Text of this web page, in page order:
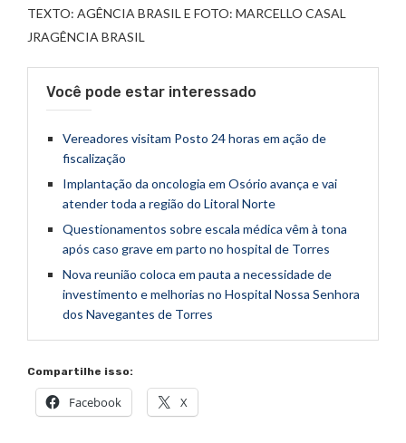
TEXTO: AGÊNCIA BRASIL E FOTO: MARCELLO CASAL
JRAGÊNCIA BRASIL
Você pode estar interessado
Vereadores visitam Posto 24 horas em ação de
fiscalização
Implantação da oncologia em Osório avança e vai
atender toda a região do Litoral Norte
Questionamentos sobre escala médica vêm à tona
após caso grave em parto no hospital de Torres
Nova reunião coloca em pauta a necessidade de
investimento e melhorias no Hospital Nossa Senhora
dos Navegantes de Torres
Compartilhe isso:
Facebook X